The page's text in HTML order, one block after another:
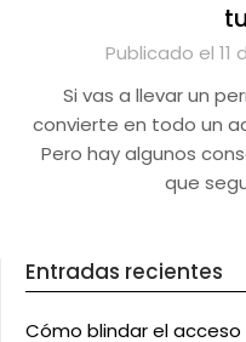
Publicado el 11
Si vas a llevar un
convierte en todo un
Pero hay algunos
que
Entradas recientes
Cómo blindar el